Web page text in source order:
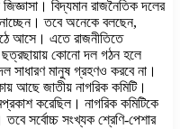
বিদ্যমান রাজনৈতিক দলের
তবে অনেকে বলছেন,
আসে। এতে রাজনীতিতে
ছত্রছায়ায় কোনো দল গঠন হলে
মানুষ গ্রহণও করবে না।
আছে জাতীয় নাগরিক কমিটি।
করেছিল। নাগরিক কমিটিকে
তবে সর্বোচ্চ সংখ্যক শ্রেণি-পেশার